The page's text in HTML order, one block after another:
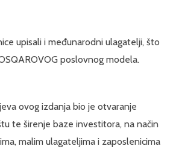
upisali i međunarodni ulagatelji, što
poslovnog modela.
ovog izdanja bio je otvaranje
te širenje baze investitora, na način
malim ulagateljima i zaposlenicima